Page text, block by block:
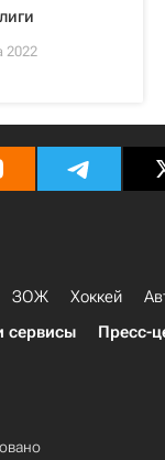
2022
ЗОЖ Хоккей
сервисы Пресс-